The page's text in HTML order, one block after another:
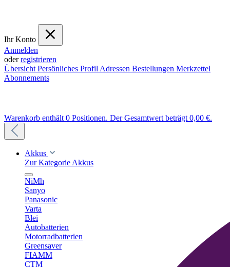
Ihr Konto
Anmelden
oderregistrieren
Übersicht Persönliches Profil Adressen Bestellungen Merkzettel
Abonnements
Warenkorb enthält 0 Positionen. Der Gesamtwert beträgt 0,00 €.
Akkus
Zur Kategorie Akkus
NiMh
Sanyo
Panasonic
Varta
Blei
Autobatterien
Motorradbatterien
Greensaver
FIAMM
CTM